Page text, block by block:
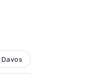
Davos